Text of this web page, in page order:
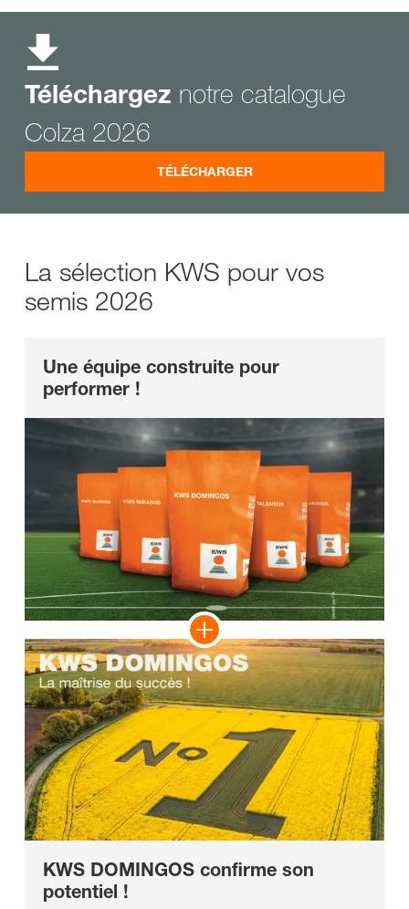
Téléchargez notre catalogue
Colza 2026
TÉLÉCHARGER
La sélection KWS pour vos
semis 2026
Une équipe construite pour
performer !
KWS DOMINGOS confirme son
potentiel !